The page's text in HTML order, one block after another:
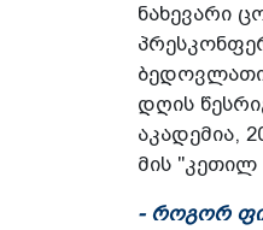
ნახევარი
ბედოვლათი
დღის
აკადემია,
მის "კეთილ
- როგორ